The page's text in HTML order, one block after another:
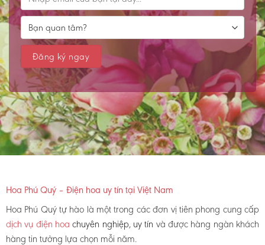
Hoa Phú Quý – Điện hoa uy tín tại Việt Nam
Hoa Phú Quý tự hào là một trong các đơn vị tiên phong cung cấp
dịch vụ điện hoachuyên nghiệp, uy tín và được hàng ngàn khách
hàng tin tưởng lựa chọn mỗi năm.